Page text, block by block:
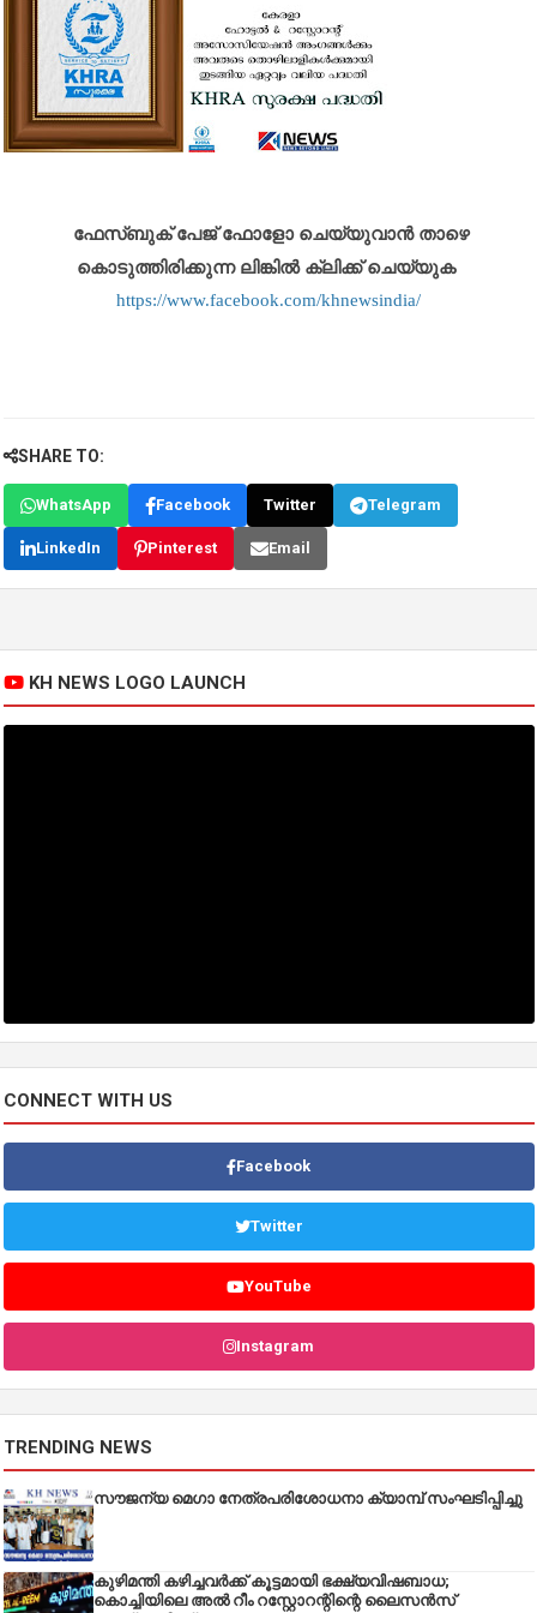
ഫേസ്ബുക് പേജ് ഫോളോ ചെയ്യുവാൻ താഴെ
കൊടുത്തിരിക്കുന്ന ലിങ്കിൽ ക്ലിക്ക് ചെയ്യുക
https://www.facebook.com/khnewsindia/
SHARE TO:
WhatsApp Facebook Twitter Telegram
LinkedIn Pinterest Email
KH NEWS LOGO LAUNCH
CONNECT WITH US
Facebook
Twitter
YouTube
Instagram
TRENDING NEWS
സൗജന്യ മെഗാ നേത്രപരിശോധനാ ക്യാമ്പ് സംഘടിപ്പിച്ചു
കുഴിമന്തി കഴിച്ചവർക്ക് കൂട്ടമായി ഭക്ഷ്യവിഷബാധ;
കൊച്ചിയിലെ അൽ റീം റസ്റ്റോറന്റിന്റെ ലൈസൻസ്